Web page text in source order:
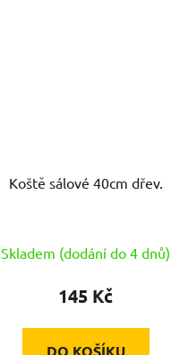
Koště sálové 40cm dřev.
Skladem (dodání do 4 dnů)
145 Kč
DO KOŠÍKU